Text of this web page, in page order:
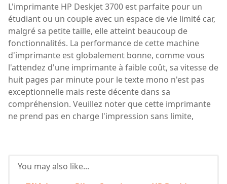
L'imprimante HP Deskjet 3700 est parfaite pour un
étudiant ou un couple avec un espace de vie limité car,
malgré sa petite taille, elle atteint beaucoup de
fonctionnalités. La performance de cette machine
d'imprimante est globalement bonne, comme vous
l'attendez d'une imprimante à faible coût, sa vitesse de
huit pages par minute pour le texte mono n'est pas
exceptionnelle mais reste décente dans sa
compréhension. Veuillez noter que cette imprimante
ne prend pas en charge l'impression sans limite,
You may also like...